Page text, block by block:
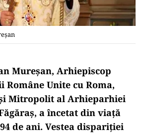
Mureșan, Arhiepiscop
Române Unite cu Roma,
Mitropolit al Arhieparhiei
a încetat din viață
de ani. Vestea dispariției